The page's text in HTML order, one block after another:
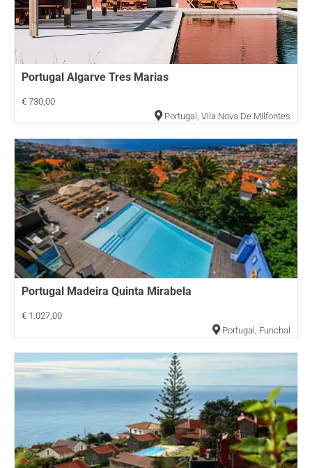
Portugal Algarve Tres Marias
€ 730,00
Portugal , Vila Nova De Milfontes
Portugal Madeira Quinta Mirabela
€ 1.027,00
Portugal , Funchal